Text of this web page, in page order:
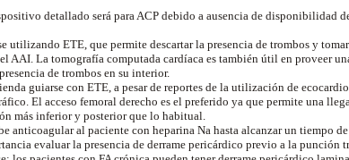
detallado será para ACP debido a ausencia de disponibilidad
utilizando ETE, que permite descartar la presencia de trombos y
AAI. La tomografía computada cardíaca es también útil en proveer
de trombos en su interior.
guiarse con ETE, a pesar de reportes de la utilización de
El acceso femoral derecho es el preferido ya que permite una
más inferior y posterior que lo habitual.
anticoagular al paciente con heparina Na hasta alcanzar un tiempo
evaluar la presencia de derrame pericárdico previo a la punción